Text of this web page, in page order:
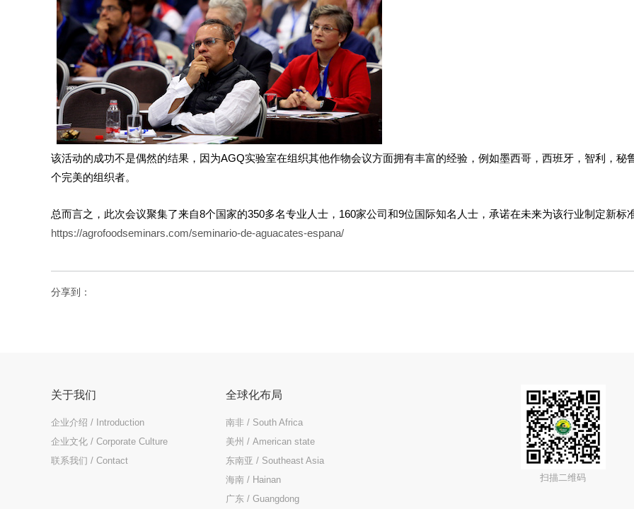
该活动的成功不是偶然的结果，因为AGQ实验室在组织其他作物会议方面拥有丰富的经验，例如墨西哥，西班牙，智利，
个完美的组织者。
总而言之，此次会议聚集了来自8个国家的350多名专业人士，160家公司和9位国际知名人士，承诺在未来为该行业制定新标
https://agrofoodseminars.com/seminario-de-aguacates-espana/
分享到：
关于我们
企业介绍 / Introduction
企业文化 / Corporate Culture
联系我们 / Contact
全球化布局
南非 / South Africa
美州 / American state
东南亚 / Southeast Asia
海南 / Hainan
广东 / Guangdong
扫描二维码